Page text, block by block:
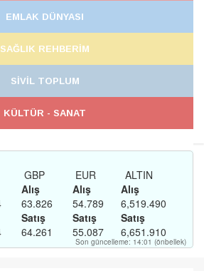
EMLAK DÜNYASI
SAĞLIK REHBERİM
SİVİL TOPLUM
KÜLTÜR - SANAT